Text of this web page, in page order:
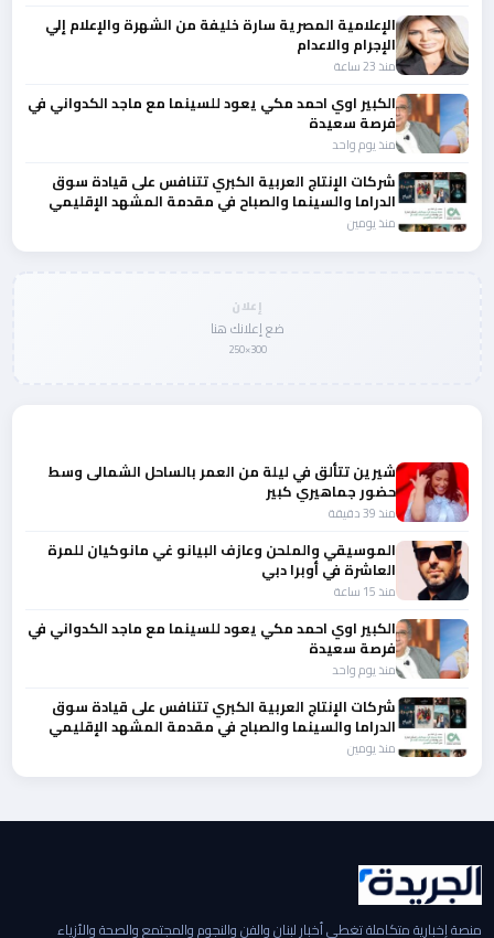
الإعلامية المصرية سارة خليفة من الشهرة والإعلام إلي
الإجرام والاعدام
منذ 23 ساعة
الكبير اوي احمد مكي يعود للسينما مع ماجد الكدواني في
فرصة سعيدة
منذ يوم واحد
شركات الإنتاج العربية الكبري تتنافس على قيادة سوق
الدراما والسينما والصباح في مقدمة المشهد الإقليمي
منذ يومين
إعلان
ضع إعلانك هنا
300×250
شيرين تتألق في ليلة من العمر بالساحل الشمالى وسط
حضور جماهيري كبير
منذ 39 دقيقة
الموسيقي والملحن وعازف البيانو غي مانوكيان للمرة
العاشرة في أوبرا دبي
منذ 15 ساعة
الكبير اوي احمد مكي يعود للسينما مع ماجد الكدواني في
فرصة سعيدة
منذ يوم واحد
شركات الإنتاج العربية الكبري تتنافس على قيادة سوق
الدراما والسينما والصباح في مقدمة المشهد الإقليمي
منذ يومين
منصة إخبارية متكاملة تغطي أخبار لبنان والفن والنجوم والمجتمع والصحة والأزياء